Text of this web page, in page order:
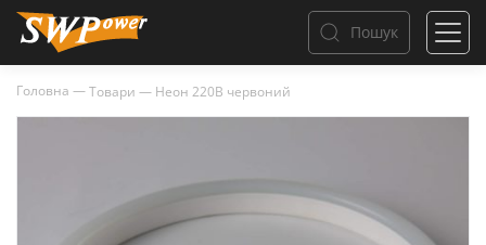
Пошук
Головна —Товари — Неон 220В червоний